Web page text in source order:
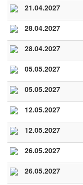
21.04.2027
28.04.2027
28.04.2027
05.05.2027
05.05.2027
12.05.2027
12.05.2027
26.05.2027
26.05.2027